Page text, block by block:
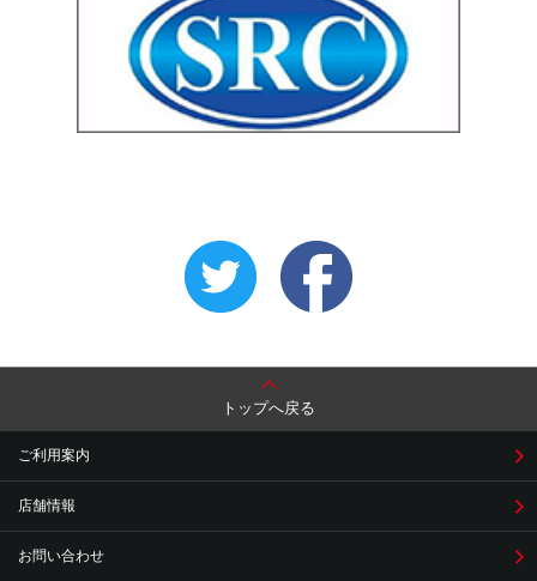
トップへ戻る
ご利用案内
店舗情報
お問い合わせ